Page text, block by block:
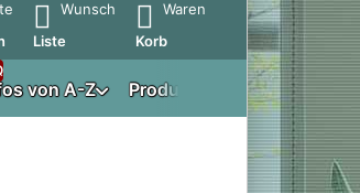
um alle Ergebnisse aufzurufen.
Wunsch
Liste
Waren
Korb
von A-Z Produktberater